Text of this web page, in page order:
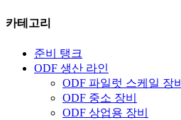
카테고리
준비 탱크
ODF 생산 라인
ODF 파일럿 스케일 장비
ODF 중소 장비
ODF 상업용 장비